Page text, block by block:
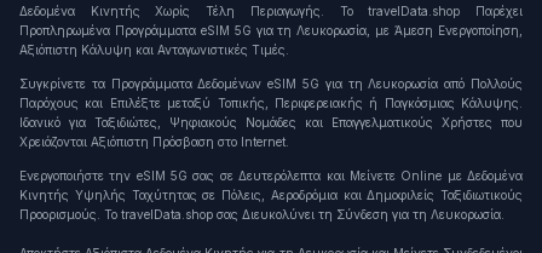
Δεδομένα Κινητής Χωρίς Τέλη Περιαγωγής. Το travelData.shop Παρέχει
Προπληρωμένα Προγράμματα eSIM 5G για τη Λευκορωσία, με Άμεση Ενεργοποίηση,
Αξιόπιστη Κάλυψη και Ανταγωνιστικές Τιμές.
Συγκρίνετε τα Προγράμματα Δεδομένων eSIM 5G για τη Λευκορωσία από Πολλούς
Παρόχους και Επιλέξτε μεταξύ Τοπικής, Περιφερειακής ή Παγκόσμιας Κάλυψης.
Ιδανικό για Ταξιδιώτες, Ψηφιακούς Νομάδες και Επαγγελματικούς Χρήστες που
Χρειάζονται Αξιόπιστη Πρόσβαση στο Internet.
Ενεργοποιήστε την eSIM 5G σας σε Δευτερόλεπτα και Μείνετε Online με Δεδομένα
Κινητής Υψηλής Ταχύτητας σε Πόλεις, Αεροδρόμια και Δημοφιλείς Ταξιδιωτικούς
Προορισμούς. Το travelData.shop σας Διευκολύνει τη Σύνδεση για τη Λευκορωσία.